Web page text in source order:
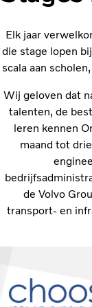
Elk jaar
die stage lopen
scala aan
Wij geloven dat
talenten, de
leren kennen
maand tot
de Volvo
transport- en